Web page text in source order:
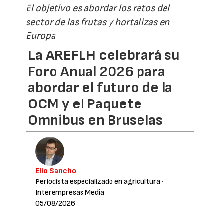
El objetivo es abordar los retos del
sector de las frutas y hortalizas en
Europa
La AREFLH celebrará su
Foro Anual 2026 para
abordar el futuro de la
OCM y el Paquete
Omnibus en Bruselas
Elio Sancho
Periodista especializado en agricultura·
Interempresas Media
05/08/2026